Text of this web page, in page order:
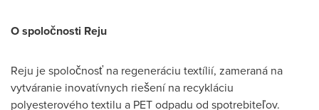
O spoločnosti Reju
Reju je spoločnosť na regeneráciu textílií, zameraná na
vytváranie inovatívnych riešení na recykláciu
polyesterového textilu a PET odpadu od spotrebiteľov.